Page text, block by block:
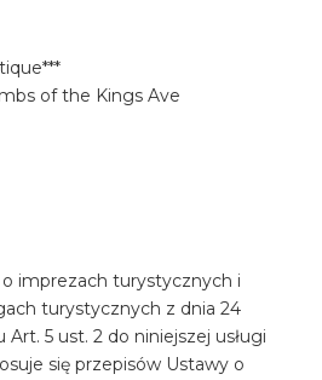
of the Kings Ave
imprezach turystycznych i
turystycznych z dnia 24
Art. 5 ust. 2 do niniejszej usługi
się przepisów Ustawy o